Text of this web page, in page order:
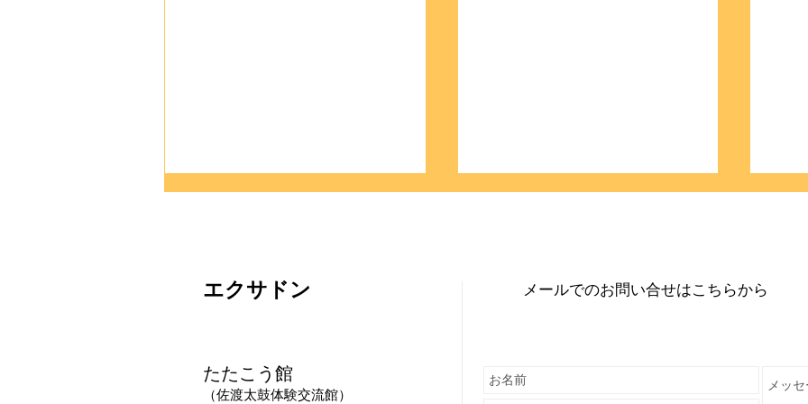
流会
会「しなしなとエクサドン」
（9/
エクサドン
たたこう館
（佐渡太鼓体験交流館）
メールでのお問い合せはこちらから